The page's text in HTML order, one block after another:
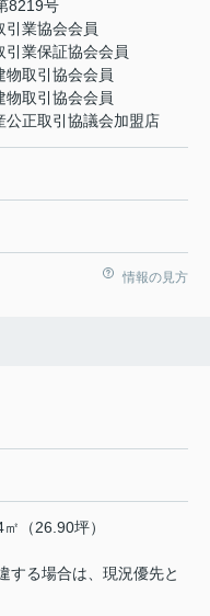
8219号
引業協会会員
引業保証協会会員
物取引協会会員
物取引協会会員
公正取引協議会加盟店
情報の見方
（26.90坪）
する場合は、現況優先と